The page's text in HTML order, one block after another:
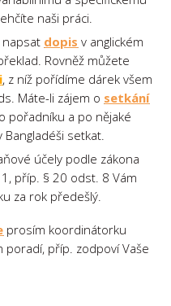
naši práci.
dopis v anglickém
Rovněž můžete
, z níž pořídíme dárek všem
Máte-li zájem o setkání
pořadníku a po nějaké
setkat.
účely podle zákona
příp. § 20 odst. 8 Vám
za rok předešlý.
prosím koordinátorku
poradí, příp. zodpoví Vaše